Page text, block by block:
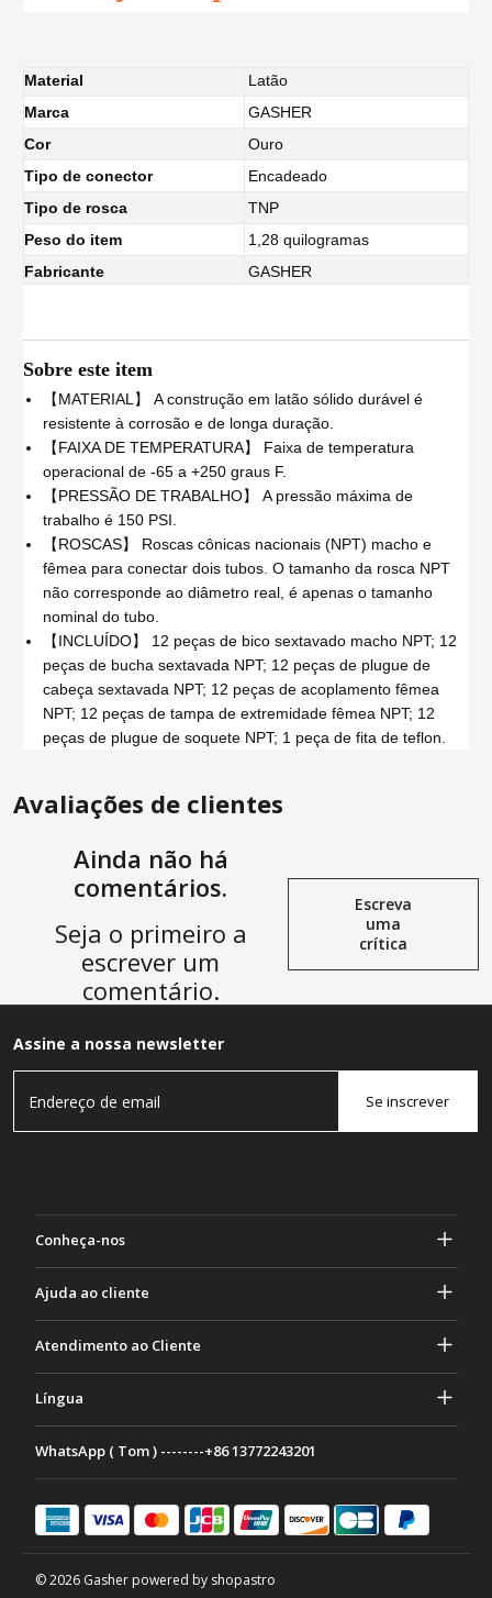
Material
Latão
Marca
GASHER
Cor
Ouro
Tipo de conector
Encadeado
Tipo de rosca
TNP
Peso do item
1,28 quilogramas
Fabricante
GASHER
Sobre este item
【MATERIAL】 A construção em latão sólido durável é
resistente à corrosão e de longa duração.
【FAIXA DE TEMPERATURA】 Faixa de temperatura
operacional de -65 a +250 graus F.
【PRESSÃO DE TRABALHO】 A pressão máxima de
trabalho é 150 PSI.
【ROSCAS】 Roscas cônicas nacionais (NPT) macho e
fêmea para conectar dois tubos. O tamanho da rosca NPT
não corresponde ao diâmetro real, é apenas o tamanho
nominal do tubo.
【INCLUÍDO】 12 peças de bico sextavado macho NPT; 12
peças de bucha sextavada NPT; 12 peças de plugue de
cabeça sextavada NPT; 12 peças de acoplamento fêmea
NPT; 12 peças de tampa de extremidade fêmea NPT; 12
peças de plugue de soquete NPT; 1 peça de fita de teflon.
Avaliações de clientes
Ainda não há
comentários.
Seja o primeiro a
escrever um
comentário.
Escreva
uma
crítica
Assine a nossa newsletter
Se inscrever
Conheça-nos
Termos e Condições
Ajuda ao cliente
Contate-nos
Atendimento ao Cliente
Métodos de Pagamento
Língua
Français
日本語
WhatsApp ( Tom ) --------+86 13772243201
© 2026 Gasher powered by shopastro